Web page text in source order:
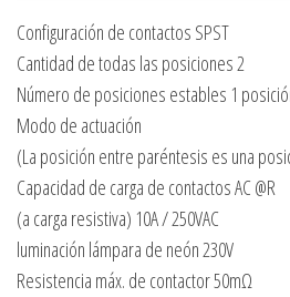
Configuración de contactos SPST
Cantidad de todas las posiciones 2
Número de posiciones estables 1
Modo de actuación
(La posición entre paréntesis es una
Capacidad de carga de contactos AC @R
(a carga resistiva) 10A / 250VAC
luminación lámpara de neón 230V
Resistencia máx. de contactor 50mΩ